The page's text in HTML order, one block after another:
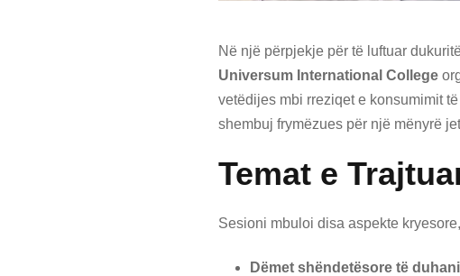
Në një përpjekje për të luftuar
Universum International College
vetëdijes mbi rreziqet e konsumimit
shembuj frymëzues për një mënyrë
Temat e
Sesioni mbuloi disa aspekte
Dëmet shëndetësore të